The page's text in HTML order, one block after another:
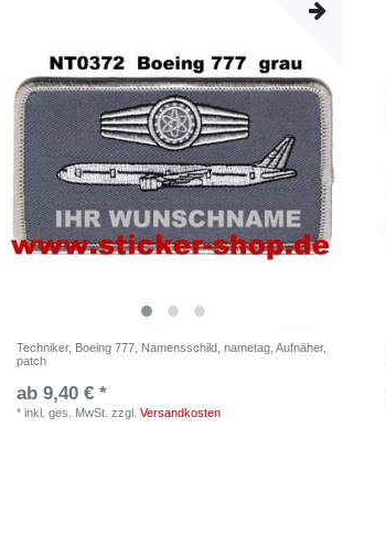
Techniker, Boeing 777, Namensschild, nametag, Aufnäher,
patch
ab 9,40 € *
*inkl. ges. MwSt. zzgl.Versandkosten